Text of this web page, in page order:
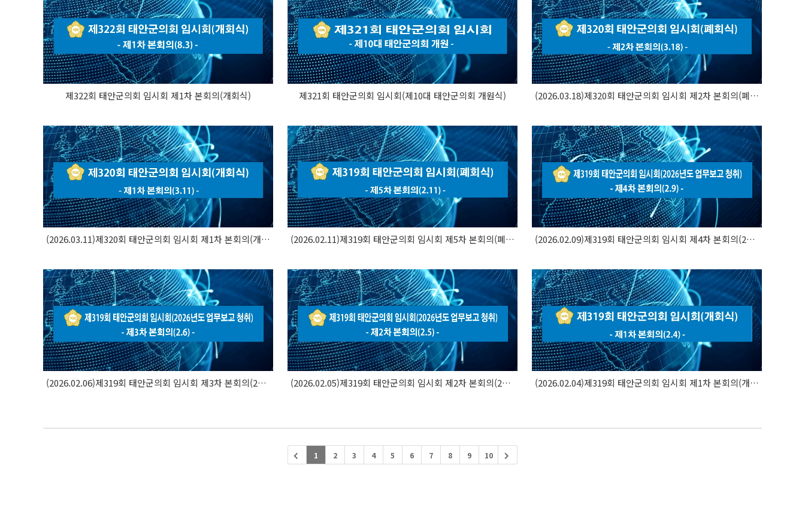
제322회 태안군의회 임시회 제1차 본회의(개회식) 제321회 태안군의회 임시회(제10대 태안군의회 개원식) (2026.03.18)제320회 태안군의회 임시회 제2차 본회의(폐회식)
(2026.03.11)제320회 태안군의회 임시회 제1차 본회의(개회식) (2026.02.11)제319회 태안군의회 임시회 제5차 본회의(폐회식) (2026.02.09)제319회 태안군의회 임시회 제4차 본회의(2026..
(2026.02.06)제319회 태안군의회 임시회 제3차 본회의(2026.. (2026.02.05)제319회 태안군의회 임시회 제2차 본회의(2026.. (2026.02.04)제319회 태안군의회 임시회 제1차 본회의(개회식)
1 2 3 4 5 6 7 8 9 10